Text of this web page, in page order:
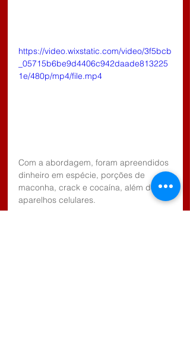
https://video.wixstatic.com/video/3f5bcb
_05715b6be9d4406c942daade813225
1e/480p/mp4/file.mp4
Com a abordagem, foram apreendidos
dinheiro em espécie, porções de
maconha, crack e cocaína, além de
aparelhos celulares.